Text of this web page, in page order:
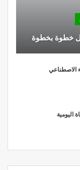
خطوة بخطوة
الاصطناعي
اليومية